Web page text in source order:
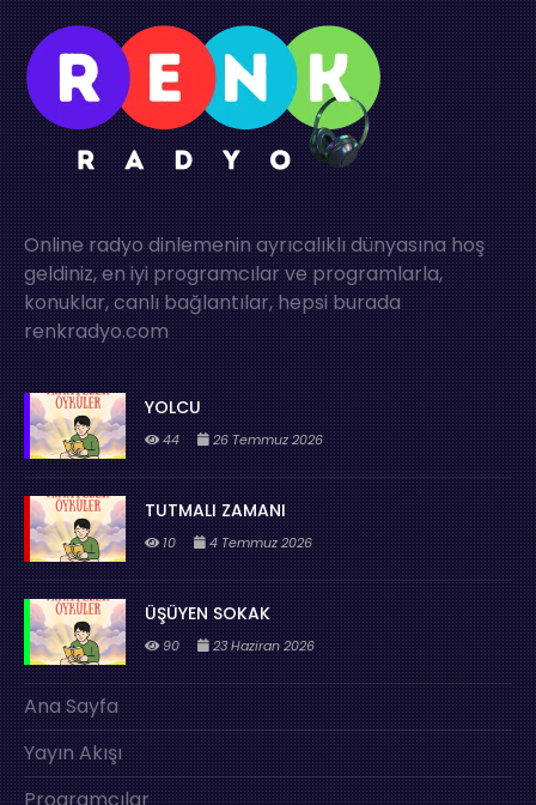
Online radyo dinlemenin ayrıcalıklı dünyasına hoş
geldiniz, en iyi programcılar ve programlarla,
konuklar, canlı bağlantılar, hepsi burada
renkradyo.com
YOLCU
44 26 Temmuz 2026
TUTMALI ZAMANI
10 4 Temmuz 2026
ÜŞÜYEN SOKAK
90 23 Haziran 2026
Ana Sayfa
Yayın Akışı